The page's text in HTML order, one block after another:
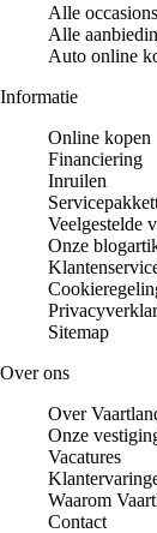
Alle occasions
Alle
Auto online
Informatie
Online kopen
Financiering
Inruilen
Veelgestelde
Onze
Sitemap
Over ons
Over
Onze
Vacatures
Waarom
Contact